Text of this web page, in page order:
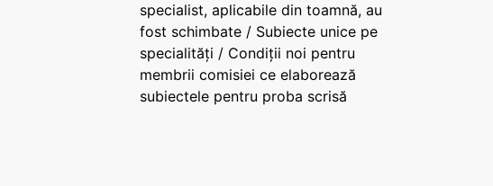
specialist, aplicabile din toamnă, au
fost schimbate / Subiecte unice pe
specialități / Condiții noi pentru
membrii comisiei ce elaborează
subiectele pentru proba scrisă